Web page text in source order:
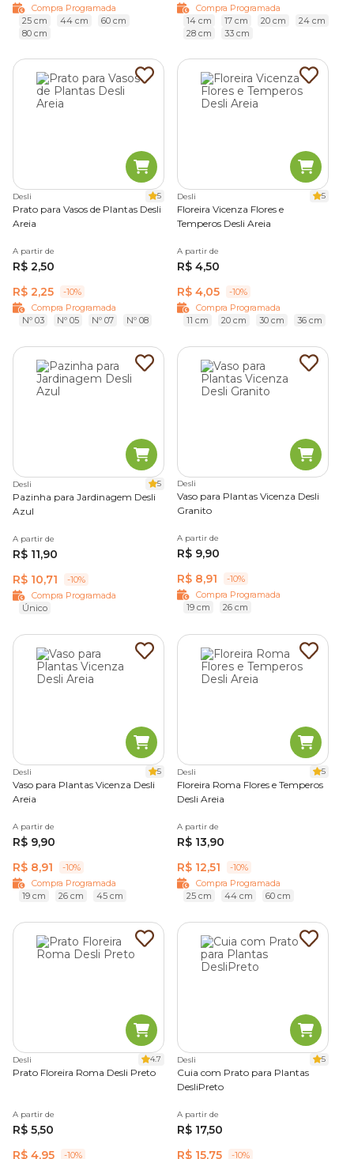
Compra Programada
25 cm
44 cm
60 cm
80 cm
Compra Programada
14 cm
17 cm 20 cm
24 cm
28 cm
33 cm
Desli 5
Prato para Vasos de Plantas Desli
Areia
A partir de
R$ 2,50
R$ 2,25
-10%
Compra Programada
Nº 03
Nº 05 Nº 07 Nº 08
Desli 5
Floreira Vicenza Flores e
Temperos Desli Areia
A partir de
R$ 4,50
R$ 4,05
-10%
Compra Programada
11 cm
20 cm 30 cm 36 cm
Desli 5
Pazinha para Jardinagem Desli
Azul
A partir de
R$ 11,90
R$ 10,71
-10%
Compra Programada
Único
Desli
Vaso para Plantas Vicenza Desli
Granito
A partir de
R$ 9,90
R$ 8,91
-10%
Compra Programada
19 cm
26 cm
Desli 5
Vaso para Plantas Vicenza Desli
Areia
A partir de
R$ 9,90
R$ 8,91
-10%
Compra Programada
19 cm
26 cm 45 cm
Desli 5
Floreira Roma Flores e Temperos
Desli Areia
A partir de
R$ 13,90
R$ 12,51
-10%
Compra Programada
25 cm
44 cm 60 cm
Desli 4.7
Prato Floreira Roma Desli Preto
A partir de
R$ 5,50
R$ 4,95
-10%
Desli 5
Cuia com Prato para Plantas
DesliPreto
A partir de
R$ 17,50
R$ 15,75
-10%